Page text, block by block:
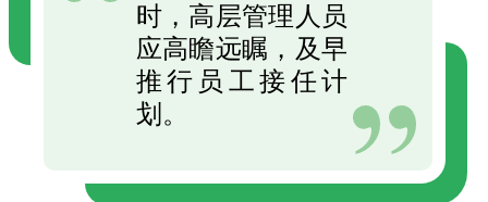
时，高层管理人员
应高瞻远瞩，及早
推行员工接任计
划。